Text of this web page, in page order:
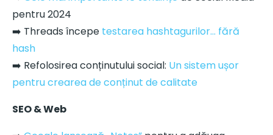
pentru 2024
➡️ Threads începe testarea hashtagurilor… fără
hash
➡️ Refolosirea conținutului social: Un sistem ușor
pentru crearea de conținut de calitate
SEO & Web